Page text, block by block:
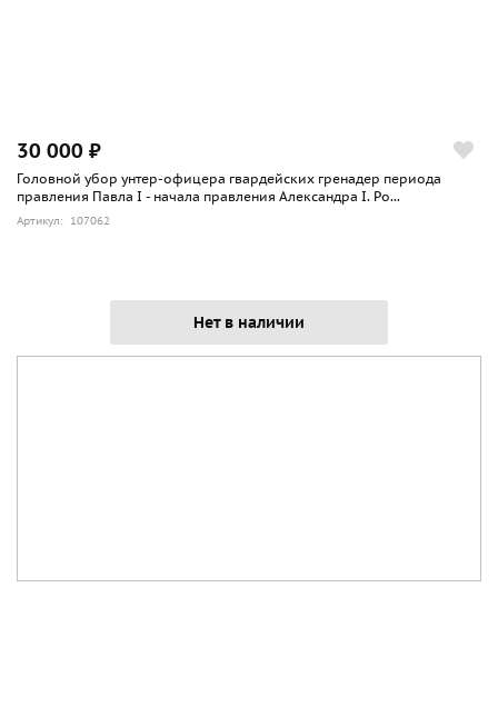
30 000 ₽
Головной убор унтер-офицера гвардейских гренадер периода
правления Павла I - начала правления Александра I. Ро...
Артикул: 107062
Нет в наличии